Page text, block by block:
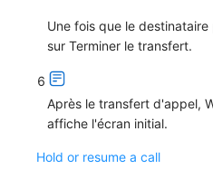
6
Une fois que le
sur Terminer le transfert.
Après le transfert d'appel,
affiche l'écran initial.
Hold or resume a call